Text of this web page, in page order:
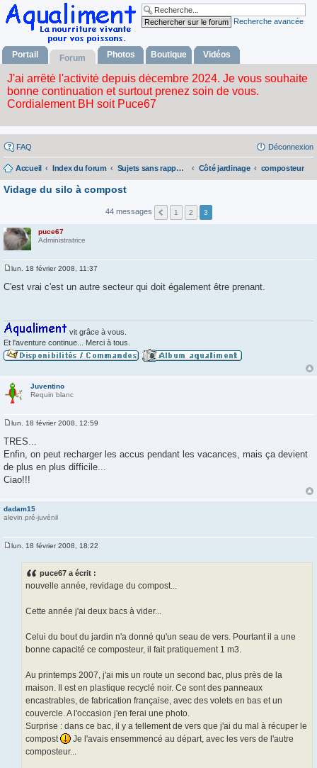
Recherche avancée
Portail Forum Photos Boutique Vidéos
FAQ Déconnexion
Accueil Index du forum Sujets sans rapport avec la nourriture vivante Côté jardinage composteur
Vidage du silo à compost
44 messages 1 2 3
puce67
Administratrice
s
e
lun. 18 février 2008, 11:37
C'est vrai c'est un autre secteur qui doit également être prenant.
vit grâce à vous.
Et l'aventure continue... Merci à tous.
Juventino
Requin blanc
e
s
s
g
e
lun. 18 février 2008, 12:59
TRES...
Enfin, on peut recharger les accus pendant les vacances, mais ça devient
de plus en plus difficile...
Ciao!!!
dadam15
alevin pré-juvénil
lun. 18 février 2008, 18:22
puce67 a écrit :
nouvelle année, revidage du compost...
Cette année j'ai deux bacs à vider...
Celui du bout du jardin n'a donné qu'un seau de vers. Pourtant il a une
bonne capacité ce composteur, il fait pratiquement 1 m3.
Au printemps 2007, j'ai mis un route un second bac, plus près de la
maison. Il est en plastique recyclé noir. Ce sont des panneaux
encastrables, de fabrication française, avec des volets en bas et un
couvercle. A l'occasion j'en ferai une photo.
Surprise : dans ce bac, il y a tellement de vers que j'ai du mal à récuper le
compost
Je l'avais ensemmencé au départ, avec les vers de l'autre
composteur...